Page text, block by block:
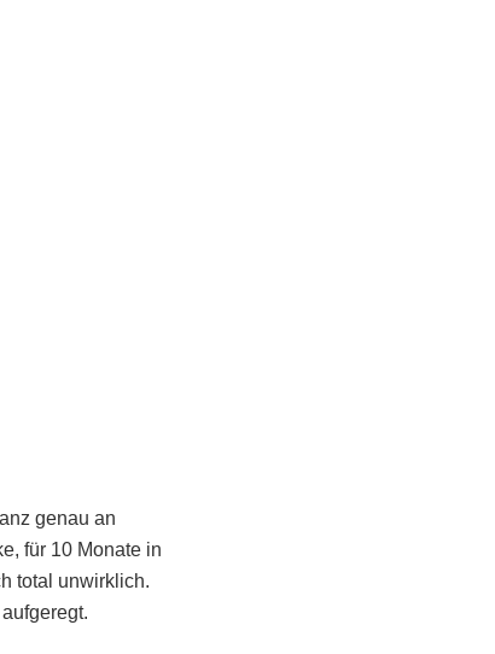
genau an
für 10 Monate in
total unwirklich.